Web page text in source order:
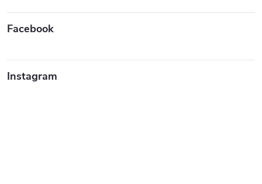
Facebook
Instagram